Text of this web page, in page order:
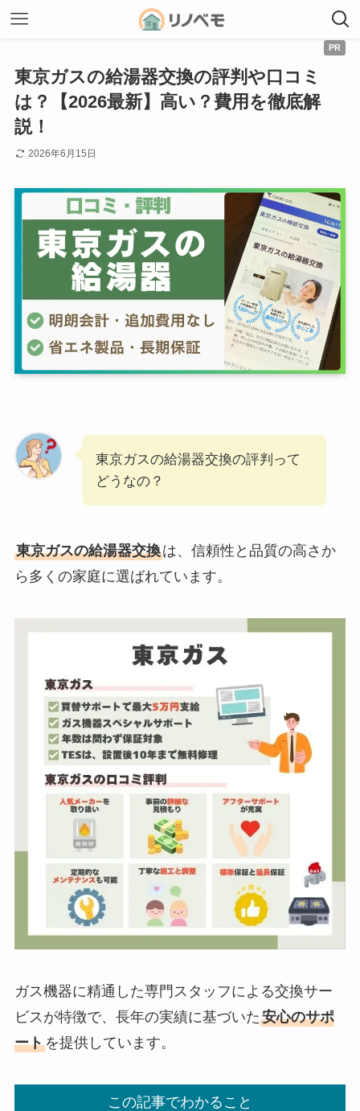
東京ガスの給湯器交換の評判や口コミ
は？【2026最新】高い？費用を徹底解
説！
2026年6月15日
東京ガスの給湯器交換の評判って
どうなの？
東京ガスの給湯器交換は、信頼性と品質の高さか
ら多くの家庭に選ばれています。
ガス機器に精通した専門スタッフによる交換サー
ビスが特徴で、長年の実績に基づいた安心のサポ
ートを提供しています。
この記事でわかること